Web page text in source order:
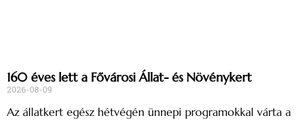
160 éves lett a Fővárosi Állat- és Növénykert
2026-08-09
Az állatkert egész hétvégén ünnepi programokkal várta a